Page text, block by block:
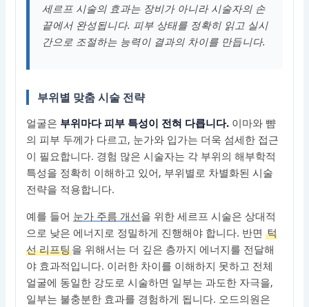
세르프 시술의 효과는 장비가 아니라 시술자의 손
끝에서 완성됩니다. 피부 상태를 정확히 읽고 실시
간으로 조절하는 능력이 결과의 차이를 만듭니다.
부위별 맞춤 시술 전략
얼굴은 부위마다 피부 특성이 전혀 다릅니다. 이마와 뺨
의 피부 두께가 다르고, 눈가와 입가는 더욱 섬세한 접근
이 필요합니다. 경험 많은 시술자는 각 부위의 해부학적
특성을 정확히 이해하고 있어, 부위별로 차별화된 시술
전략을 적용합니다.
예를 들어 눈가 주름 개선을 위한 세르프 시술은 상대적
으로 낮은 에너지로 정밀하게 진행해야 합니다. 반면턱
선 리프팅을 위해서는 더 깊은 층까지 에너지를 전달해
야 효과적입니다. 이러한 차이를 이해하지 못하고 전체
얼굴에 동일한 강도로 시술하면 일부는 과도한 자극을,
일부는 불충분한 효과를 경험하게 됩니다. 오드의원은